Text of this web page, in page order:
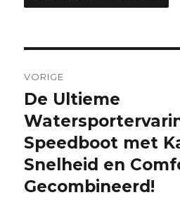
VORIGE
Vorige
bericht:
De Ultieme
Speedboot met
Snelheid en
Gecombineerd!